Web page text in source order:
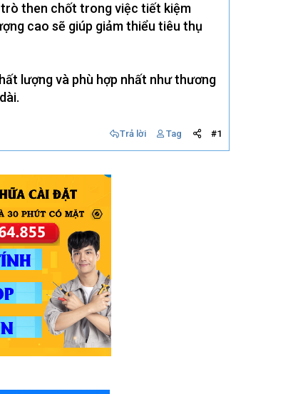
then chốt trong việc tiết kiệm
cao sẽ giúp giảm thiểu tiêu thụ
lượng và phù hợp nhất như thương
Trả lời Tag #1